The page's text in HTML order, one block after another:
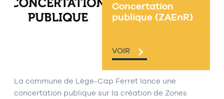
Concertation
publique (ZAEnR)
VOIR
La commune de Lège-Cap Ferret lance une
concertation publique sur la création de Zones